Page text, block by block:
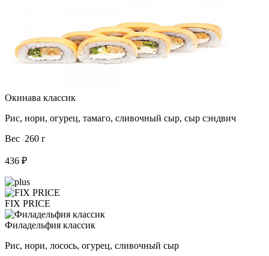
Окинава классик
Рис, нори, огурец, тамаго, сливочный сыр, сыр сэндвич
Вес 260 г
436 ₽
FIX PRICE
Филадельфия классик
Рис, нори, лосось, огурец, сливочный сыр